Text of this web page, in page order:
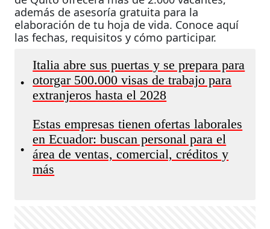
además de asesoría gratuita para la
elaboración de tu hoja de vida. Conoce aquí
las fechas, requisitos y cómo participar.
•
Italia abre sus puertas y se prepara para
otorgar 500.000 visas de trabajo para
extranjeros hasta el 2028
•
Estas empresas tienen ofertas laborales
en Ecuador: buscan personal para el
área de ventas, comercial, créditos y
más